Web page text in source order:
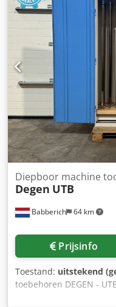
Babberich 64 km
Diepboor machine
Degen UTB
Prijsinfo
Toestand: uitstekend
toebehoren DEGEN -
Dsdpox Tp Ahefx